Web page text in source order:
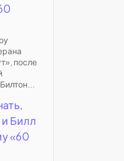
после
Билл
«60